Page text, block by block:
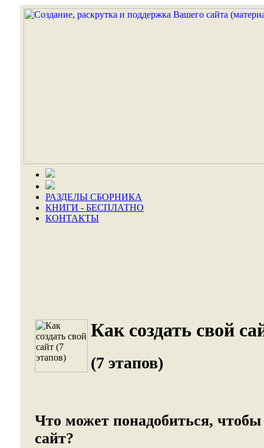
РАЗДЕЛЫ СБОРНИКА
КНИГИ - БЕСПЛАТНО
КОНТАКТЫ
Как создать свой
(7 этапов)
Что может понадобиться, чтобы
сайт?